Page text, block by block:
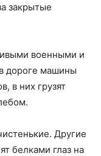
закрытые
военными и
дороге машины
в них грузят
Другие
белками глаз на